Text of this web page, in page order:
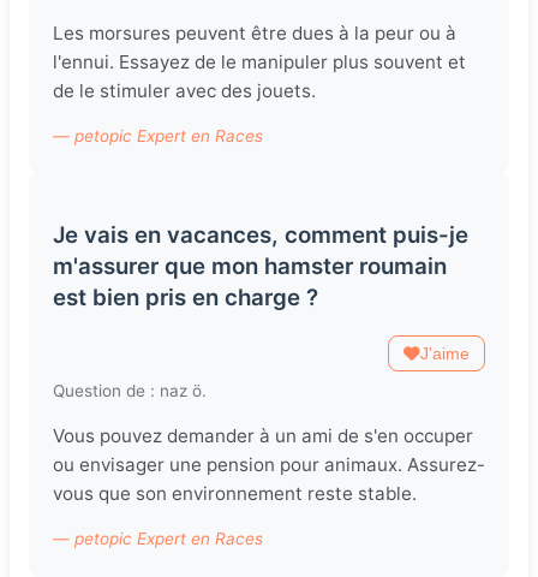
Les morsures peuvent être dues à la peur ou à
l'ennui. Essayez de le manipuler plus souvent et
de le stimuler avec des jouets.
— petopic Expert en Races
Je vais en vacances, comment puis-je
m'assurer que mon hamster roumain
est bien pris en charge ?
J'aime
Question de : naz ö.
Vous pouvez demander à un ami de s'en occuper
ou envisager une pension pour animaux. Assurez-
vous que son environnement reste stable.
— petopic Expert en Races